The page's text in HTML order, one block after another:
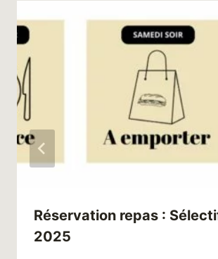
Réservation repas :
2025